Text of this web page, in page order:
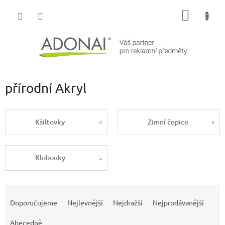
přírodní Akryl
Kšiltovky Zimní čepice
Klobouky
Doporučujeme Nejlevnější Nejdražší Nejprodávanější
Abecedně